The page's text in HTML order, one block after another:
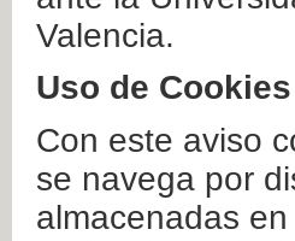
Valencia.
Uso de Cookies
Con este aviso
se navega por
almacenadas